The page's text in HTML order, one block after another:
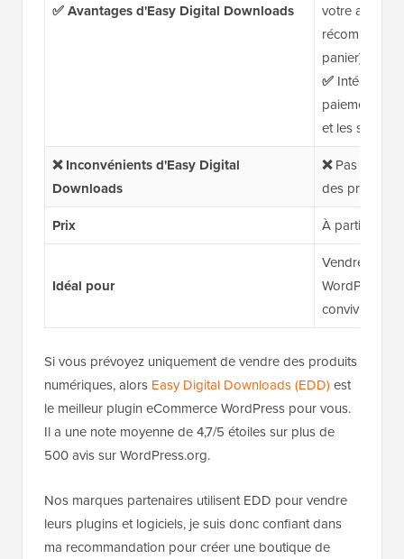
✅ Avantages d'Easy Digital Downloads
votre activité
panier)
✅Intégration
paiement,
et les
❌ Inconvénients d'Easy Digital
Downloads
❌Pas idéal
des produits
Prix
À partir de
Idéal pour
Vendre des
WordPress
conviviale
Si vous prévoyez uniquement de vendre des produits
numériques, alors Easy Digital Downloads (EDD) est
le meilleur plugin eCommerce WordPress pour vous.
Il a une note moyenne de 4,7/5 étoiles sur plus de
500 avis sur WordPress.org.
Nos marques partenaires utilisent EDD pour vendre
leurs plugins et logiciels, je suis donc confiant dans
ma recommandation pour créer une boutique de